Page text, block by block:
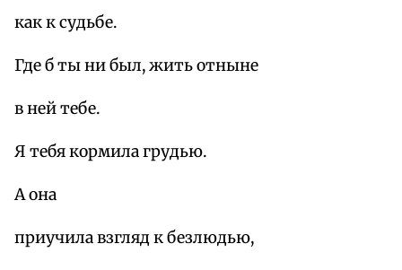
как к судьбе.
Где б ты ни был, жить отныне
в ней тебе.
Я тебя кормила грудью.
А она
приучила взгляд к безлюдью,